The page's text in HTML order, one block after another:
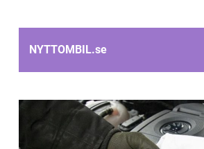
NYTTOMBIL.se